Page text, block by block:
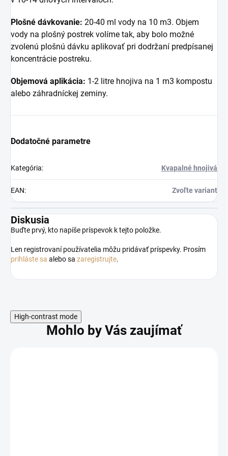
Plošné dávkovanie: 20-40 ml vody na 10 m3. Objem
vody na plošný postrek volíme tak, aby bolo možné
zvolenú plošnú dávku aplikovať pri dodržaní predpísanej
koncentrácie postreku.
Objemová aplikácia: 1-2 litre hnojiva na 1 m3 kompostu
alebo záhradníckej zeminy.
Dodatočné parametre
Kategória: Kvapalné hnojivá
EAN: Zvoľte variant
Diskusia
Buďte prvý, kto napíše príspevok k tejto položke.
Len registrovaní používatelia môžu pridávať príspevky. Prosím
prihláste sa alebo sa zaregistrujte.
High-contrast mode
Mohlo by Vás zaujímať